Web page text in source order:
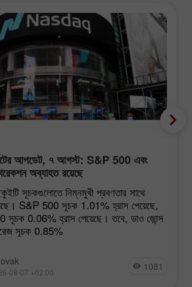
আপডেট, ৭ আগস্ট: S&P 500 এবং
অব্যাহত রয়েছে
সূচকগুলোতে নিম্নমুখী প্রবণতার সাথে
S&P 500 সূচক 1.01% হ্রাস পেয়েছে,
সূচক 0.06% হ্রাস পেয়েছে। তবে, ডাও জোন্স
সূচক 0.85%
08-07 +02:00 1081